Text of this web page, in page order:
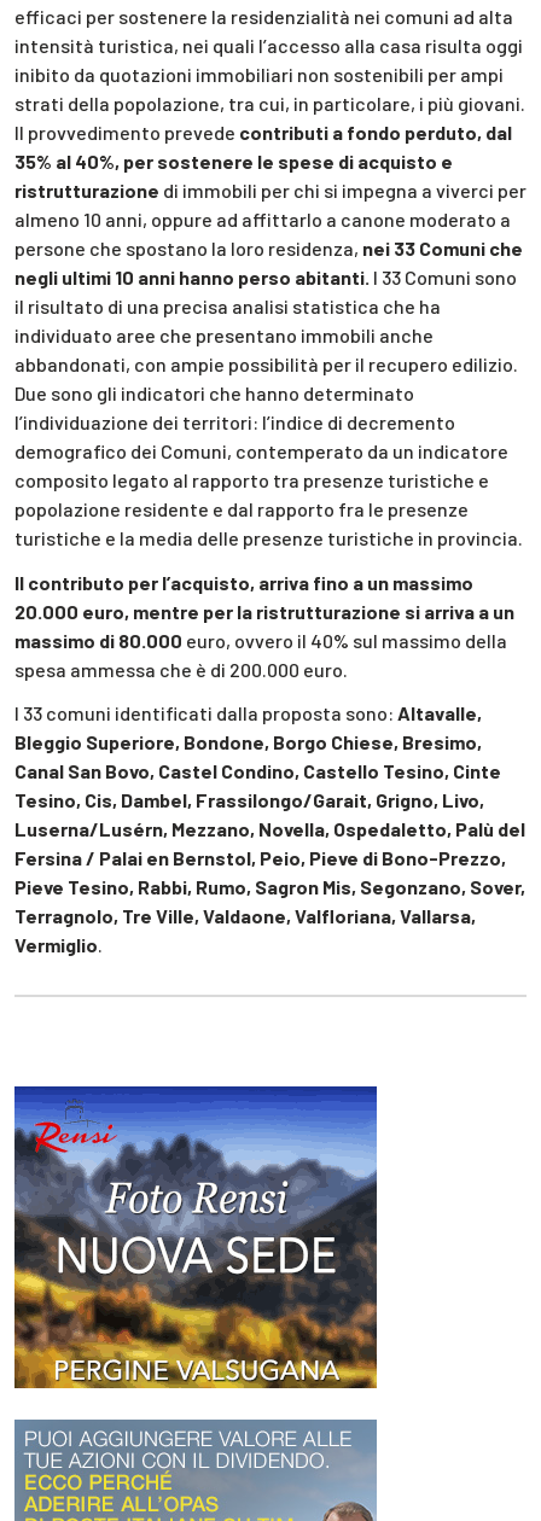
efficaci per sostenere la residenzialità nei comuni ad alta
intensità turistica, nei quali l’accesso alla casa risulta oggi
inibito da quotazioni immobiliari non sostenibili per ampi
strati della popolazione, tra cui, in particolare, i più giovani.
Il provvedimento prevede contributi a fondo perduto, dal
35% al 40%, per sostenere le spese di acquisto e
ristrutturazione di immobili per chi si impegna a viverci per
almeno 10 anni, oppure ad affittarlo a canone moderato a
persone che spostano la loro residenza, nei 33 Comuni che
negli ultimi 10 anni hanno perso abitanti. I 33 Comuni sono
il risultato di una precisa analisi statistica che ha
individuato aree che presentano immobili anche
abbandonati, con ampie possibilità per il recupero edilizio.
Due sono gli indicatori che hanno determinato
l’individuazione dei territori: l’indice di decremento
demografico dei Comuni, contemperato da un indicatore
composito legato al rapporto tra presenze turistiche e
popolazione residente e dal rapporto fra le presenze
turistiche e la media delle presenze turistiche in provincia.
Il contributo per l’acquisto, arriva fino a un massimo
20.000 euro, mentre per la ristrutturazione si arriva a un
massimo di 80.000 euro, ovvero il 40% sul massimo della
spesa ammessa che è di 200.000 euro.
I 33 comuni identificati dalla proposta sono: Altavalle,
Bleggio Superiore, Bondone, Borgo Chiese, Bresimo,
Canal San Bovo, Castel Condino, Castello Tesino, Cinte
Tesino, Cis, Dambel, Frassilongo/Garait, Grigno, Livo,
Luserna/Lusérn, Mezzano, Novella, Ospedaletto, Palù del
Fersina / Palai en Bernstol, Peio, Pieve di Bono-Prezzo,
Pieve Tesino, Rabbi, Rumo, Sagron Mis, Segonzano, Sover,
Terragnolo, Tre Ville, Valdaone, Valfloriana, Vallarsa,
Vermiglio.